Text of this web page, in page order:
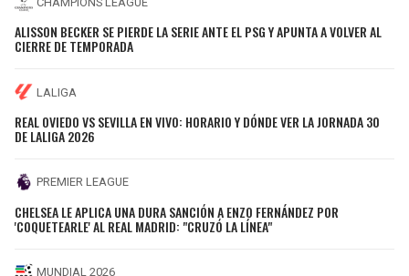
ALISSON BECKER SE PIERDE LA SERIE ANTE EL PSG Y APUNTA A VOLVER AL
CIERRE DE TEMPORADA
LALIGA
REAL OVIEDO VS SEVILLA EN VIVO: HORARIO Y DÓNDE VER LA JORNADA 30
DE LALIGA 2026
PREMIER LEAGUE
CHELSEA LE APLICA UNA DURA SANCIÓN A ENZO FERNÁNDEZ POR
'COQUETEARLE' AL REAL MADRID: "CRUZÓ LA LÍNEA"
MUNDIAL 2026